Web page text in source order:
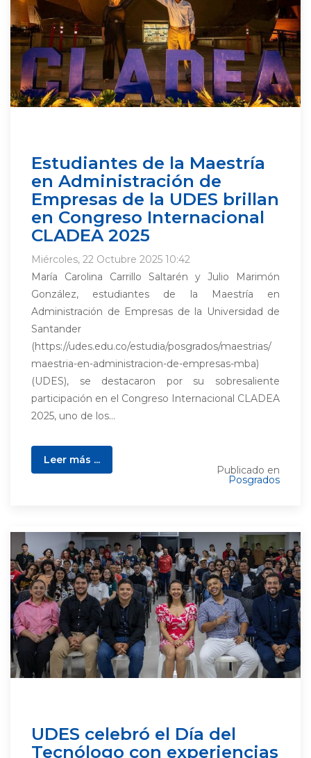
Estudiantes de la Maestría
en Administración de
Empresas de la UDES brillan
en Congreso Internacional
CLADEA 2025
Miércoles, 22 Octubre 2025 10:42
María Carolina Carrillo Saltarén y Julio Marimón
González, estudiantes de la Maestría en
Administración de Empresas de la Universidad de
Santander
(https://udes.edu.co/estudia/posgrados/maestrias/
maestria-en-administracion-de-empresas-mba)
(UDES), se destacaron por su sobresaliente
participación en el Congreso Internacional CLADEA
2025, uno de los...
Leer más ...
Publicado en
Posgrados
UDES celebró el Día del
Tecnólogo con experiencias